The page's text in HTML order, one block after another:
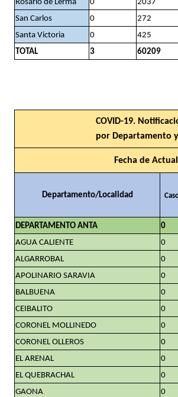
Rosario de Lerma
0 2037
San Carlos
0 272
Santa Victoria
0 425
TOTAL
3 60209
COVID-19.
por Departamento
Fecha de
Departamento/Localidad
DEPARTAMENTO ANTA 0
AGUA CALIENTE
0
ALGARROBAL
0
APOLINARIO SARAVIA
0
BALBUENA
0
CEIBALITO
0
CORONEL MOLLINEDO
0
CORONEL OLLEROS
0
EL ARENAL
0
EL QUEBRACHAL
0
GAONA
0